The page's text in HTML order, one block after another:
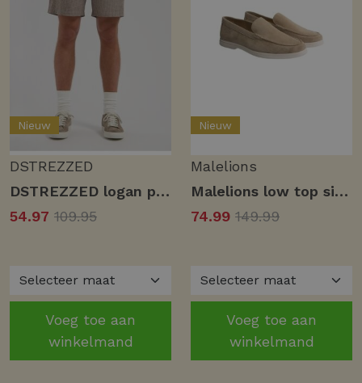
Nieuw
DSTREZZED
DSTREZZED logan pinstripe short 515600 Korte broeken 216 grey brown
54.97 109.95
Voeg toe aan
winkelmand
Nieuw
Malelions
Malelions low top signature loafers mad10999008 Loafers 50016 taupe
74.99 149.99
Voeg toe aan
winkelmand